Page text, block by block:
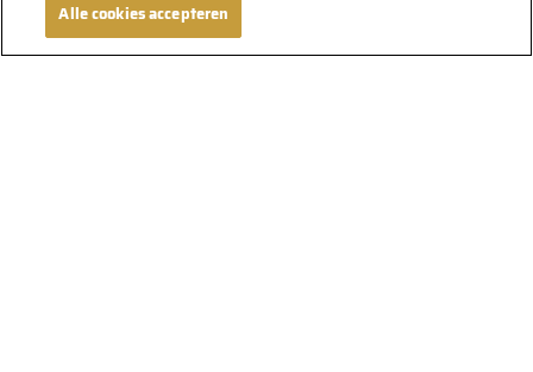
Volg ons op
Alle cookies accepteren